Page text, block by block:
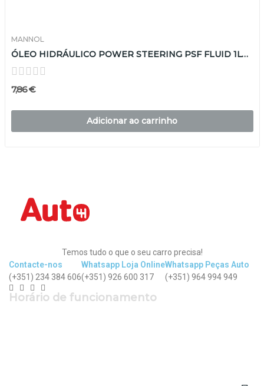
MANNOL
ÓLEO HIDRÁULICO POWER STEERING PSF FLUID 1LTR
7,86 €
Adicionar ao carrinho
Temos tudo o que o seu carro precisa!
Contacte-nos
(+351) 234 384 606
Whatsapp Loja Online
(+351) 926 600 317
Whatsapp Peças Auto
(+351) 964 994 949
Horário de funcionamento